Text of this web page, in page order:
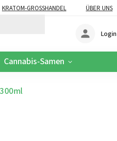
KRATOM-GROSSHANDEL ÜBER UNS
Login
Cannabis-Samen